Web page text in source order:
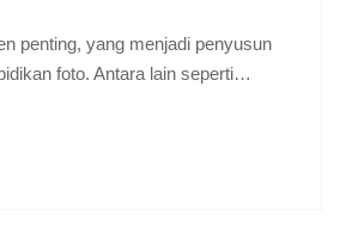
penting, yang menjadi penyusun
foto. Antara lain seperti…